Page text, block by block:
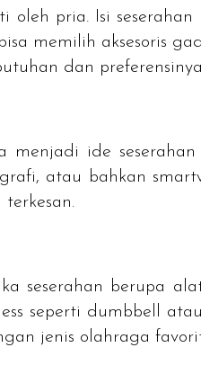
pria. Isi seserahan
memilih aksesoris
dan
ide seserahan
atau bahkan
seserahan berupa
seperti dumbbell atau
jenis olahraga